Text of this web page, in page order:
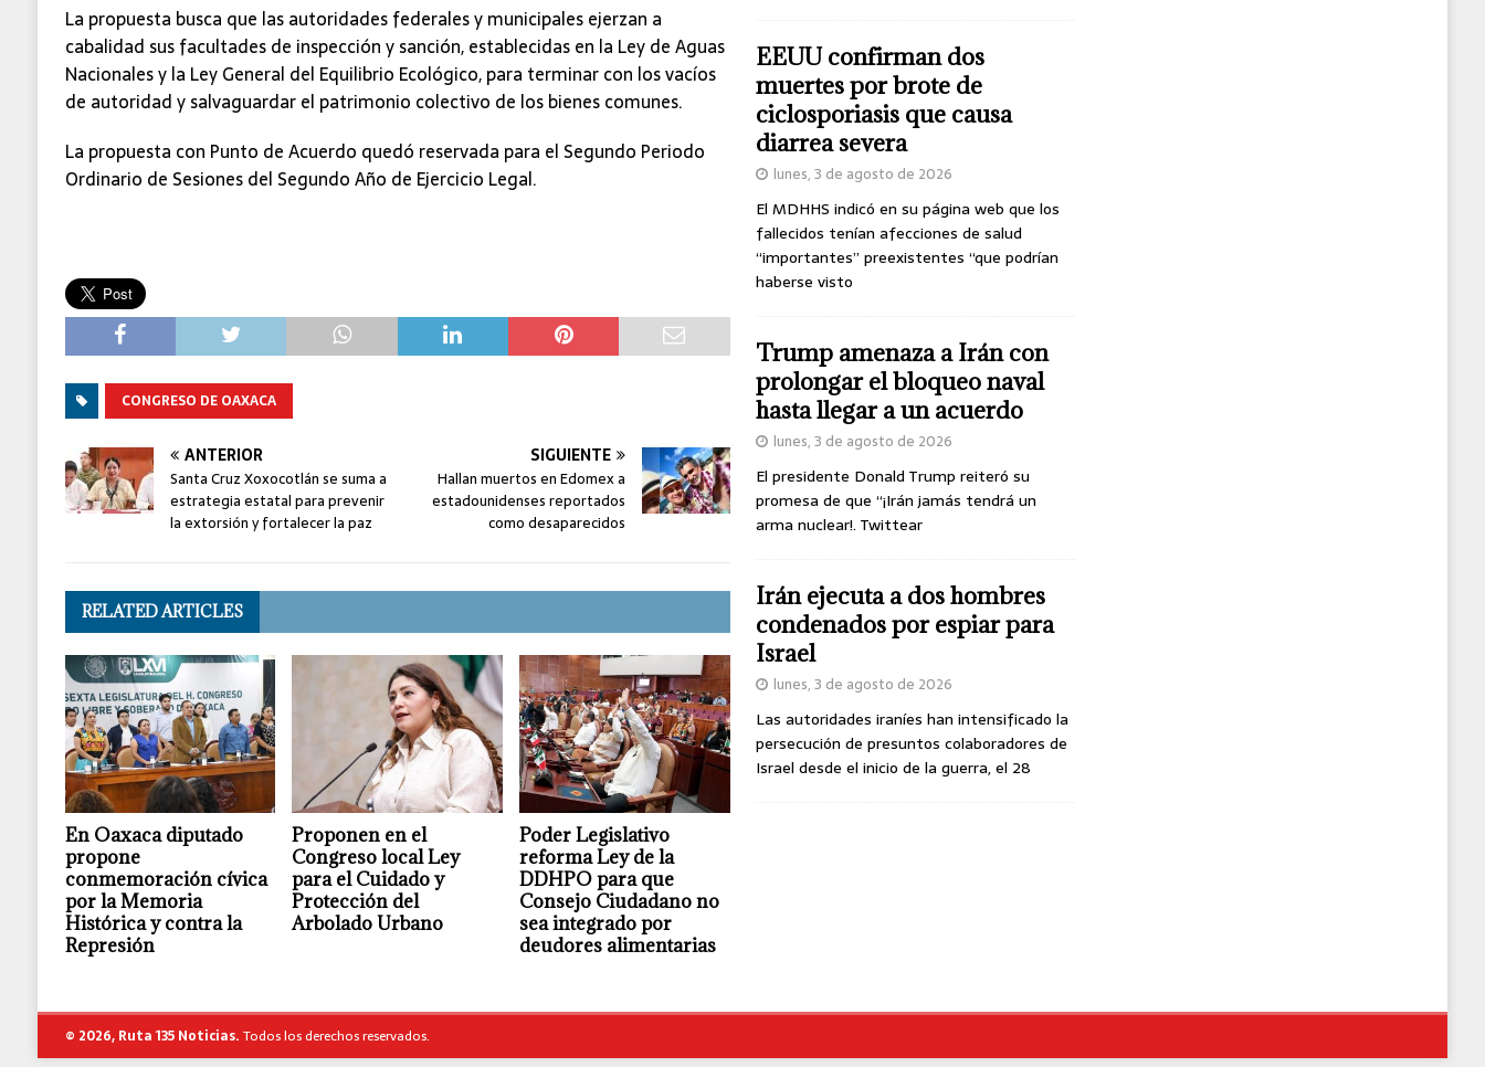
La propuesta busca que las autoridades federales y municipales ejerzan a
cabalidad sus facultades de inspección y sanción, establecidas en la Ley de Aguas
Nacionales y la Ley General del Equilibrio Ecológico, para terminar con los vacíos
de autoridad y salvaguardar el patrimonio colectivo de los bienes comunes.
La propuesta con Punto de Acuerdo quedó reservada para el Segundo Periodo
Ordinario de Sesiones del Segundo Año de Ejercicio Legal.
CONGRESO DE OAXACA
ANTERIOR
Santa Cruz Xoxocotlán se suma a
estrategia estatal para prevenir
la extorsión y fortalecer la paz
SIGUIENTE
Hallan muertos en Edomex a
estadounidenses reportados
como desaparecidos
RELATED ARTICLES
En Oaxaca diputado
propone
conmemoración cívica
por la Memoria
Histórica y contra la
Represión
Proponen en el
Congreso local Ley
para el Cuidado y
Protección del
Arbolado Urbano
Poder Legislativo
reforma Ley de la
DDHPO para que
Consejo Ciudadano no
sea integrado por
deudores alimentarias
EEUU confirman dos
muertes por brote de
ciclosporiasis que causa
diarrea severa
lunes, 3 de agosto de 2026
El MDHHS indicó en su página web que los
fallecidos tenían afecciones de salud
“importantes” preexistentes “que podrían
haberse visto
Trump amenaza a Irán con
prolongar el bloqueo naval
hasta llegar a un acuerdo
lunes, 3 de agosto de 2026
El presidente Donald Trump reiteró su
promesa de que “¡Irán jamás tendrá un
arma nuclear!. Twittear
Irán ejecuta a dos hombres
condenados por espiar para
Israel
lunes, 3 de agosto de 2026
Las autoridades iraníes han intensificado la
persecución de presuntos colaboradores de
Israel desde el inicio de la guerra, el 28
© 2026, Ruta 135 Noticias. Todos los derechos reservados.